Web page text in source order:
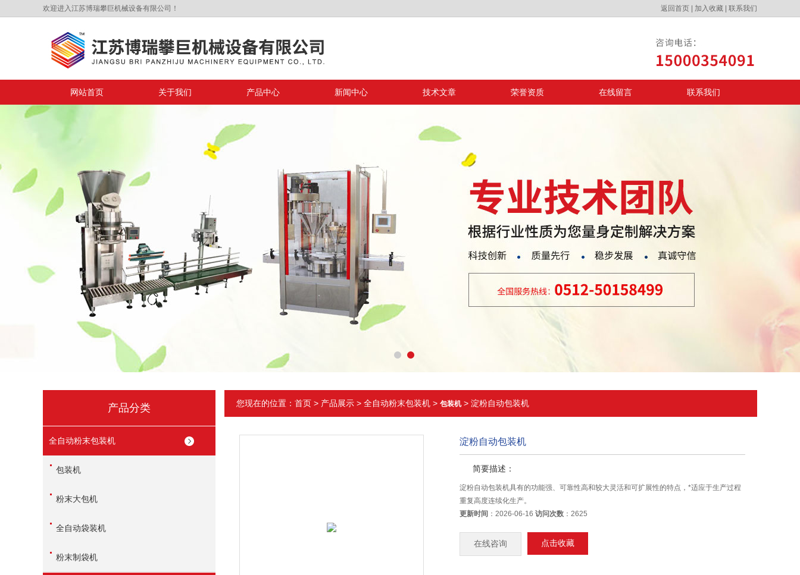
欢迎进入江苏博瑞攀巨机械设备有限公司！ 返回首页 加入收藏 联系我们
网站首页 关于我们 产品中心 新闻中心 技术文章 荣誉资质 在线留言 联系我们
产品分类
全自动粉末包装机
包装机
粉末大包机
全自动袋装机
粉末制袋机
您现在的位置： 首页 > 产品展示 > 全自动粉末包装机 > 包装机> 淀粉自动包装机
淀粉自动包装机
简要描述：
淀粉自动包装机具有的功能强、可靠性高和较大灵活和可扩展性的特点，*适应于生产过程
重复高度连续化生产。
更新时间 ：2026-06-16 访问次数 ：2625
在线咨询 点击收藏